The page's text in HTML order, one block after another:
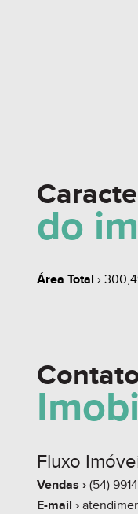
do
Área Total ›
Fluxo
Vendas ›(54)
E-mail ›